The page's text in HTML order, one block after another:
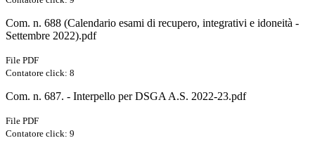
Com. n. 688 (Calendario esami di recupero, integrativi e idoneità -
Settembre 2022).pdf
File PDF
Contatore click: 8
Com. n. 687. - Interpello per DSGA A.S. 2022-23.pdf
File PDF
Contatore click: 9